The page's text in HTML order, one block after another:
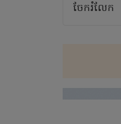
ចែករំលែក